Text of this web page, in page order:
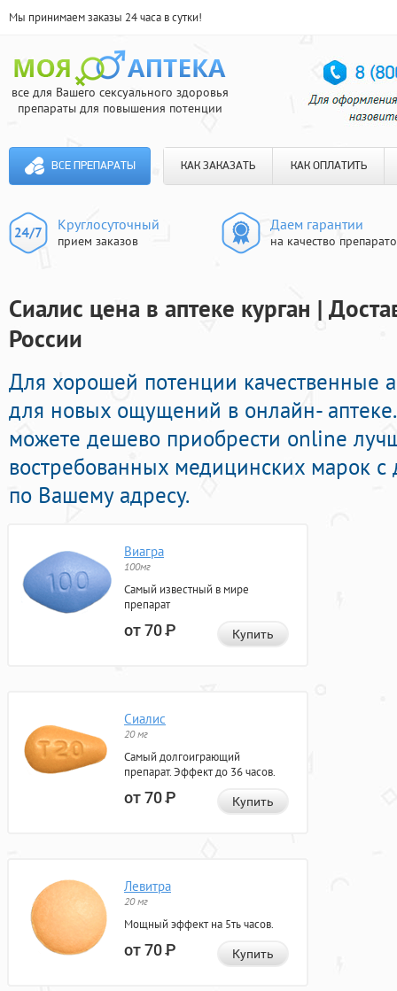
Мы принимаем заказы 24 часа в сутки!
все для Вашего сексуального здоровья
препараты для повышения потенции
ВСЕ ПРЕПАРАТЫ КАК ЗАКАЗАТЬ КАК ОПЛАТИТЬ
Круглосуточный
прием заказов
Даем гарантии
на качество
Сиалис цена в аптеке курган |
России
Для хорошей потенции качественные
для новых ощущений в онлайн-
можете дешево приобрести online
востребованных медицинских марок с
по Вашему адресу.
Виагра
100мг
Самый известный в мире
препарат
от 70Р Купить
Сиалис
20 мг
Самый долгоиграющий
препарат. Эффект до 36 часов.
от 70Р Купить
Левитра
20 мг
Мощный эффект на 5ть часов.
от 70Р Купить